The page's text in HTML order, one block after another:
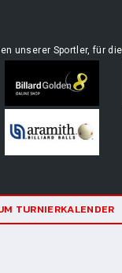
unserer Sportler, für
TURNIERKALENDER